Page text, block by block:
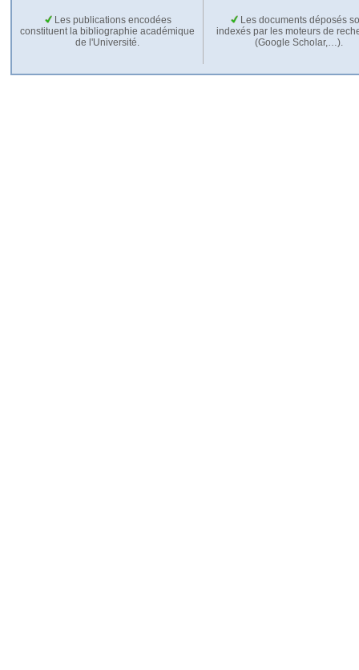
Les publications encodées
constituent la bibliographie académique
de l'Université.
Les documents déposés
indexés par les moteurs de
(Google Scholar,…).